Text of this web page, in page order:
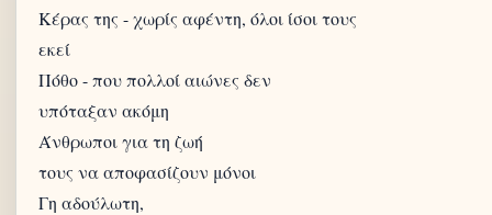
Κέρας της - χωρίς αφέντη, όλοι ίσοι τους
εκεί
Πόθο - που πολλοί αιώνες δεν
υπόταξαν ακόμη
Άνθρωποι για τη ζωή
τους να αποφασίζουν μόνοι
Γη αδούλωτη,